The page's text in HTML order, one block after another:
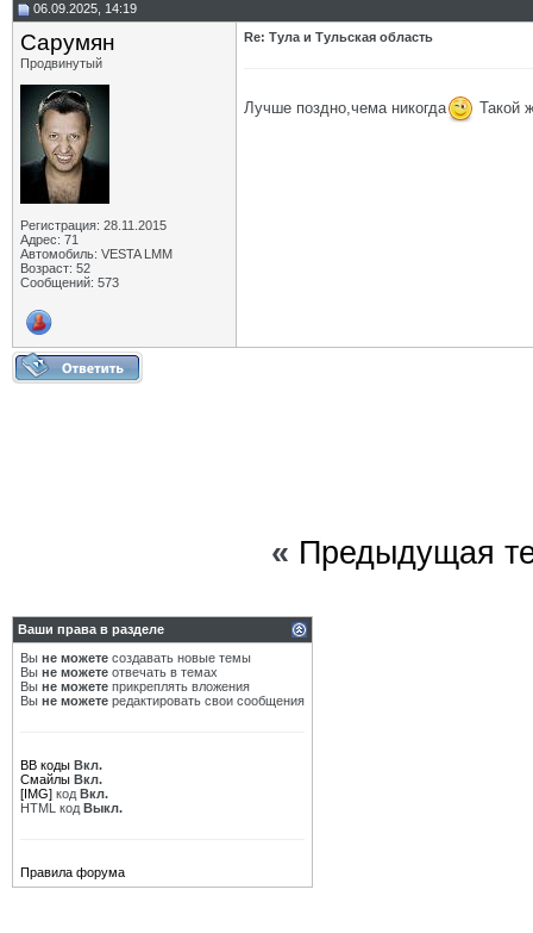
06.09.2025, 14:19
Сарумян
Продвинутый
Регистрация: 28.11.2015
Адрес: 71
Автомобиль: VESTA LMM
Возраст: 52
Сообщений: 573
Re: Тула и Тульская область
Лучше поздно,чема никогда Такой
« Предыдущая
Ваши права в разделе
Вы не можете создавать новые темы
Вы не можете отвечать в темах
Вы не можете прикреплять вложения
Вы не можете редактировать свои сообщения
BB коды Вкл.
Смайлы Вкл.
[IMG] код Вкл.
HTML код Выкл.
Правила форума